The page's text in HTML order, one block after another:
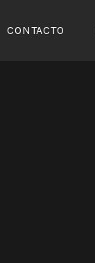
CONTACTO